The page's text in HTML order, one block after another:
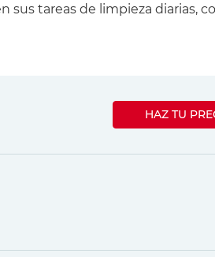
sus tareas de limpieza diarias,
HAZ TU